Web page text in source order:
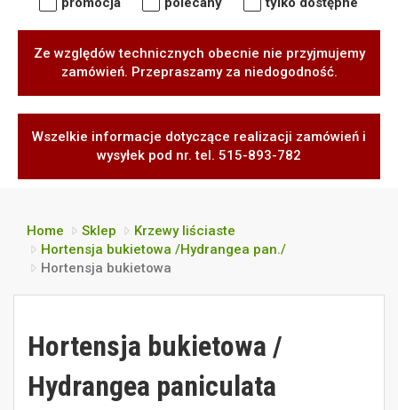
Ze względów technicznych obecnie nie przyjmujemy
zamówień. Przepraszamy za niedogodność.
Wszelkie informacje dotyczące realizacji zamówień i
wysyłek pod nr. tel. 515-893-782
Home Sklep
Krzewy liściaste
Hortensja bukietowa /Hydrangea pan./
Hortensja bukietowa
Hortensja bukietowa /
Hydrangea paniculata